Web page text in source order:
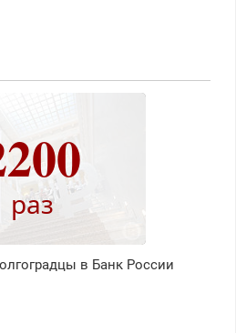
раз
в Банк России